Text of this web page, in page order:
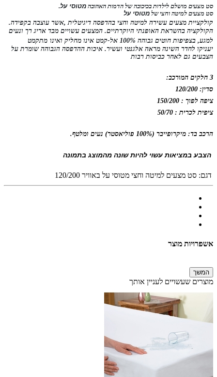
סט מצעים מושלם לילדות בכיכובה של הדמות האהובה מטוסי על.
סט מצעים למיטה וחצי של מטוסי על
קולקציית מצעים עשירה למיטה וחצי בהדפסה דיגיטלית,אשר עוצבה בקפידה.
הקולקציה בהשראת האופנתי היוקרתיים. המצעים עשויים מבד אריג רך ונעים
למגע, בצפיפות חוטים גבוהה 100% אל-קמט אינו
מחליק ואינו מתקמט
יעניקו לחדר השינה מראה אלגנטי ועשיר. איכות ההדפסה הגבוהה שומרת על
הצבעים גם לאחר כביסות רבות
3 חלקים המורכב:
סדין: 120/200
ציפה לפוך : 150/200
ציפית לכרית : 50/70
הרכב בד: מיקרופייבר (100% פוליאסטר) נעים ומלטף.
הצבע במציאות עשוי להיות שונה מהמוצג בתמונה
דגם: סט מצעים למיטה וחצי מטוסי על באוויר 120/200
אשפרויות מוצר
המשך
מוצרים שעשויים לעניין אותך